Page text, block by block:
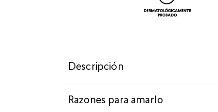
Descripción
Razones para amarlo